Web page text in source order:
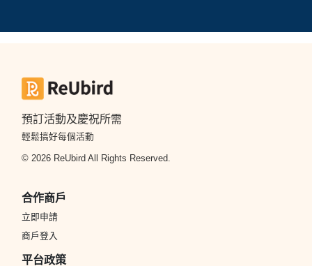
預訂活動及慶祝所需
輕鬆搞好每個活動
© 2026 ReUbird All Rights Reserved.
合作商戶
立即申請
商戶登入
平台政策